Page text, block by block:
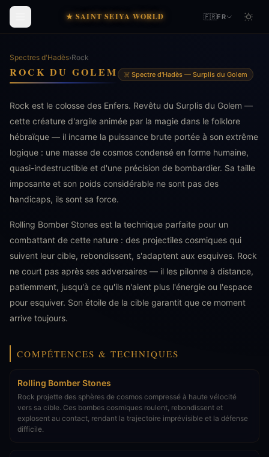
★ SAINT SEIYA WORLD 🇫🇷FR
Spectres d'Hadès›Rock
ROCK DU GOLEM ☠️ Spectre d'Hadès — Surplis du Golem
Rock est le colosse des Enfers. Revêtu du Surplis du Golem —
cette créature d'argile animée par la magie dans le folklore
hébraïque — il incarne la puissance brute portée à son extrême
logique : une masse de cosmos condensé en forme humaine,
quasi-indestructible et d'une précision de bombardier. Sa taille
imposante et son poids considérable ne sont pas des
handicaps, ils sont sa force.
Rolling Bomber Stones est la technique parfaite pour un
combattant de cette nature : des projectiles cosmiques qui
suivent leur cible, rebondissent, s'adaptent aux esquives. Rock
ne court pas après ses adversaires — il les pilonne à distance,
patiemment, jusqu'à ce qu'ils n'aient plus l'énergie ou l'espace
pour esquiver. Son étoile de la cible garantit que ce moment
arrive toujours.
COMPÉTENCES & TECHNIQUES
Rolling Bomber Stones
Rock projette des sphères de cosmos compressé à haute vélocité
vers sa cible. Ces bombes cosmiques roulent, rebondissent et
explosent au contact, rendant la trajectoire imprévisible et la défense
difficile.